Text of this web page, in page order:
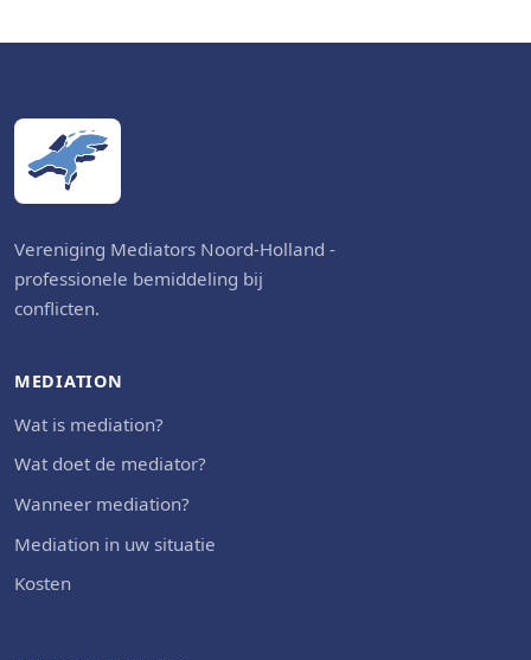
Vereniging Mediators Noord-Holland -
professionele bemiddeling bij
conflicten.
MEDIATION
Wat is mediation?
Wat doet de mediator?
Wanneer mediation?
Mediation in uw situatie
Kosten